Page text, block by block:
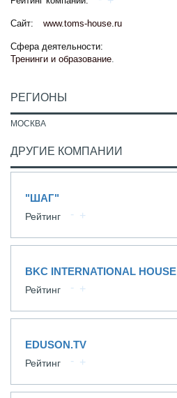
Сайт: www.toms-house.ru
Сфера деятельности:
Тренинги и образование.
РЕГИОНЫ
МОСКВА
ДРУГИЕ КОМПАНИИ
"ШАГ"
Рейтинг
BKC INTERNATIONAL HOUSE
Рейтинг
EDUSON.TV
Рейтинг